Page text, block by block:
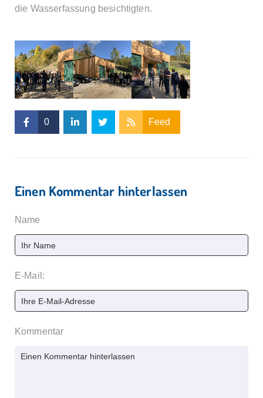
die Wasserfassung besichtigten.
0 Feed
Einen Kommentar hinterlassen
Name
E-Mail:
Kommentar